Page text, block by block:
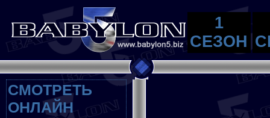
1
СЕЗОН
СМОТРЕТЬ
ОНЛАЙН